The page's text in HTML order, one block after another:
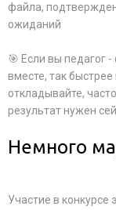
файла,
ожиданий
🎯 Если вы педагог
вместе, так
откладывайте,
результат нужен
Немного
Участие в конкурсе